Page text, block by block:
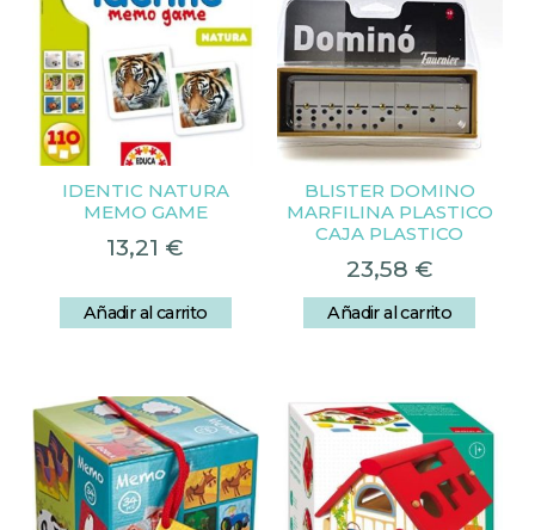
IDENTIC NATURA
MEMO GAME
13,21 €
Añadir al carrito
BLISTER DOMINO
MARFILINA PLASTICO
CAJA PLASTICO
23,58 €
Añadir al carrito